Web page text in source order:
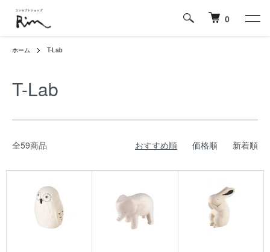
0
ホーム T-Lab
T-Lab
全59商品 おすすめ順 価格順 新着順